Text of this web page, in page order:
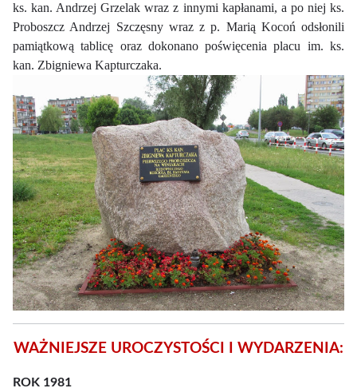
ks. kan. Andrzej Grzelak wraz z innymi kapłanami, a po niej ks.
Proboszcz Andrzej Szczęsny wraz z p. Marią Kocoń odsłonili
pamiątkową tablicę oraz dokonano poświęcenia placu im. ks.
kan. Zbigniewa Kapturczaka.
WAŻNIEJSZE UROCZYSTOŚCI I WYDARZENIA:
ROK 1981